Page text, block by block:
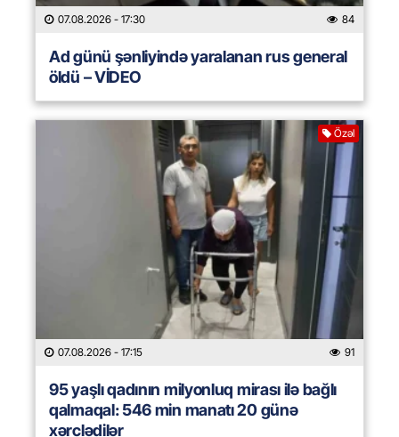
07.08.2026 - 17:30 84
Ad günü şənliyində yaralanan rus general
öldü – VİDEO
Özəl
07.08.2026 - 17:15 91
95 yaşlı qadının milyonluq mirası ilə bağlı
qalmaqal: 546 min manatı 20 günə
xərclədilər